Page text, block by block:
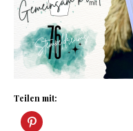
Teilen mit: